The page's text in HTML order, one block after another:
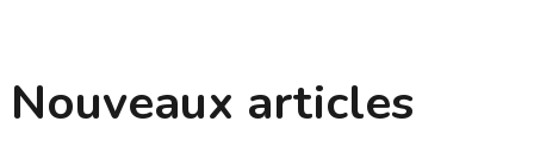
Nouveaux articles